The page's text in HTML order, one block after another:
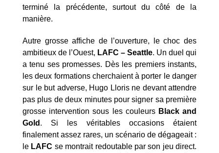
terminé la précédente, surtout du côté de la
manière.
Autre grosse affiche de l’ouverture, le choc des
ambitieux de l’Ouest, LAFC – Seattle. Un duel qui
a tenu ses promesses. Dès les premiers instants,
les deux formations cherchaient à porter le danger
sur le but adverse, Hugo Lloris ne devant attendre
pas plus de deux minutes pour signer sa première
grosse intervention sous les couleurs Black and
Gold . Si les véritables occasions étaient
finalement assez rares, un scénario de dégageait :
le LAFC se montrait redoutable par son jeu direct.